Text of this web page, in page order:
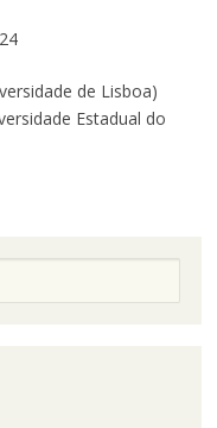
de Lisboa)
Estadual do